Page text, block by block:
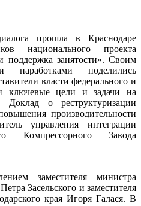
прошла в Краснодаре
национального проекта
поддержка занятости». Своим
поделились
власти федерального и
ключевые цели и задачи на
Доклад о реструктуризации
производительности
управления интеграции
Компрессорного Завода
заместителя министра
Засельского и заместителя
края Игоря Галася. В